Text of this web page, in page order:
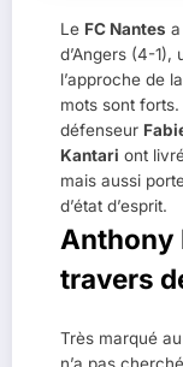
Le FC Nantes
d’Angers (4-
l’approche de
mots sont
défenseur
Kantari ont
mais aussi
d’état d’esprit.
Anthony
travers
Très marqué